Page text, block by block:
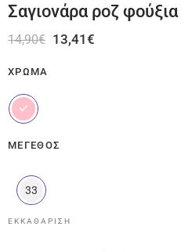
Σαγιονάρα ροζ φούξια
14,90€ 13,41€
ΧΡΏΜΑ
ΜΈΓΕΘΟΣ
33
ΕΚΚΑΘΆΡΙΣΗ